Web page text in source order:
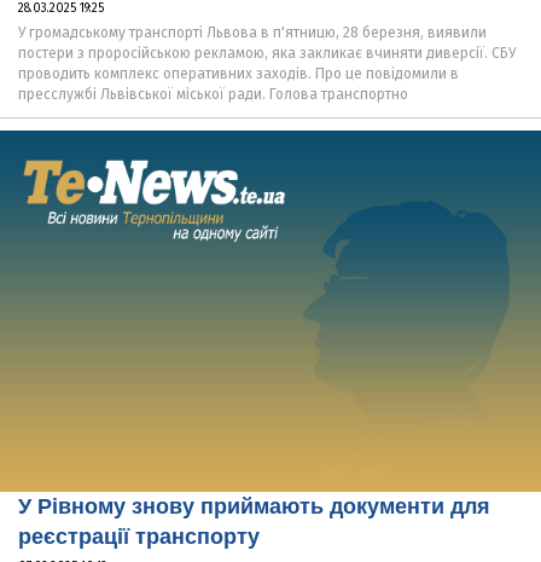
28.03.2025 19:25
У громадському транспорті Львова в п'ятницю, 28 березня, виявили
постери з проросійською рекламою, яка закликає вчиняти диверсії. СБУ
проводить комплекс оперативних заходів. Про це повідомили в
пресслужбі Львівської міської ради. Голова транспортно
У Рівному знову приймають документи для
реєстрації транспорту